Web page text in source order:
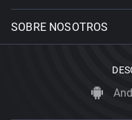
SOBRE NOSOTROS